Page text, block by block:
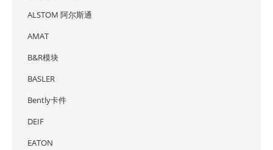
ALSTOM 阿尔斯通
AMAT
B&R模块
BASLER
Bently卡件
DEIF
EATON